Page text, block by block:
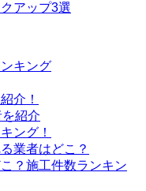
アップ3選
キング
介！
紹介
ング！
業者はどこ？
？施工件数ランキン